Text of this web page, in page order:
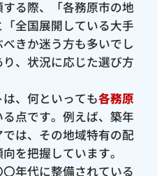
る際、「各務原市の地
全国展開している大手
きか迷う方も多いでし
、状況に応じた選び方
、何といっても各務原
る点です。例えば、築年
は、その地域特有の配
を把握しています。
〇年代に整備されている